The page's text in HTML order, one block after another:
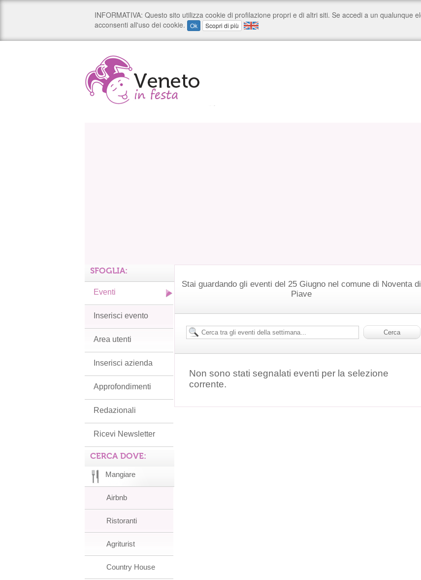
Stai guardando gli eventi del 25 Giugno nel comune di Noventa di
Piave
Non sono stati segnalati eventi per la selezione
corrente.
SFOGLIA:
Eventi
Inserisci evento
Area utenti
Inserisci azienda
Approfondimenti
Redazionali
Ricevi Newsletter
CERCA DOVE:
Mangiare
Airbnb
Ristoranti
Agriturist
Country House